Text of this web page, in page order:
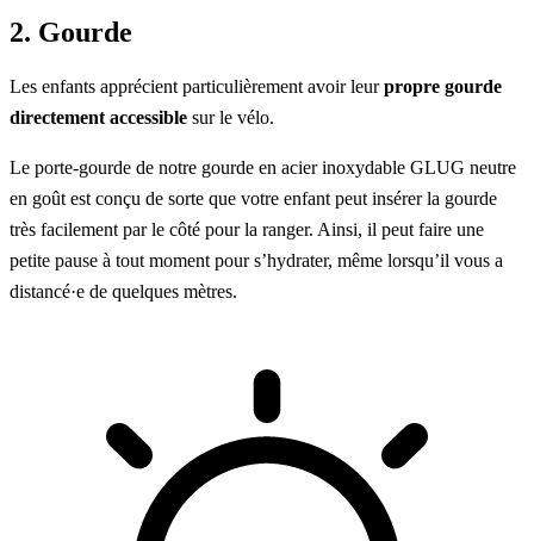
2. Gourde
Les enfants apprécient particulièrement avoir leurpropre gourde
directement accessible sur le vélo.
Le porte-gourde de notre gourde en acier inoxydable GLUG neutre
en goût est conçu de sorte que votre enfant peut insérer la gourde
très facilement par le côté pour la ranger. Ainsi, il peut faire une
petite pause à tout moment pour s’hydrater, même lorsqu’il vous a
distancé·e de quelques mètres.